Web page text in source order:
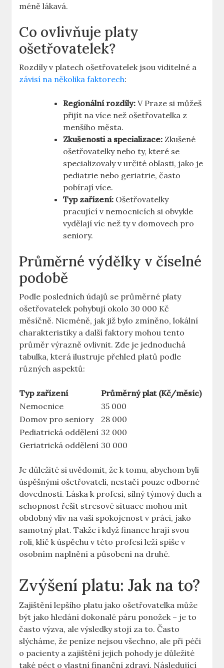
méně lákavá.
Co ovlivňuje platy
ošetřovatelek?
Rozdíly v ‌platech ošetřovatelek jsou viditelné a
závisí na⁢ několika faktorech:
Regionální rozdíly: V Praze si⁢ můžeš
přijít na více než⁤ ošetřovatelka z
menšího města.
Zkušenosti a specializace: Zkušené
ošetřovatelky​ nebo ty, které se
specializovaly ⁢v určité ⁢oblasti, ⁢jako je⁢
pediatrie nebo geriatrie, často
pobírají více.
Typ zařízení: Ošetřovatelky
pracující v nemocnicích⁤ si obvykle
vydělají víc ⁤než ty v domovech ​pro
seniory.
Průměrné ‌výdělky v číselné
​podobě
Podle posledních údajů se průměrné platy
ošetřovatelek pohybují okolo 30 000 Kč
měsíčně. Nicméně, ‌jak​ již bylo zmíněno, lokální
charakteristiky⁢ a‌ další faktory mohou tento
průměr výrazně ovlivnit. Zde je jednoduchá
tabulka, která ilustruje přehled platů ‌podle
různých aspektů:
Typ zařízení
Průměrný plat (Kč/měsíc)
Nemocnice
35 000
Domov pro seniory
28 000
Pediatrická oddělení 32 000
Geriatrická oddělení 30 000
Je důležité si ‌uvědomit, že k tomu,⁣ abychom byli
úspěšnými ošetřovateli, nestačí pouze‍ odborné
dovednosti. ⁢Láska k ‍profesi, silný týmový duch a
schopnost řešit⁣ stresové situace mohou mít
obdobný vliv na vaši ⁣spokojenost v práci, jako
samotný plat.⁤ Takže i když ‍finance hrají svou
roli, klíč k ⁢úspěchu v ⁤této profesi leží spíše v
osobním naplnění a působení na druhé.
Zvýšení⁤ platu: Jak na to?
Zajištění lepšího‌ platu‍ jako ‍ošetřovatelka může
být jako hledání dokonalé ⁣páru ponožek – je to
často výzva, ale výsledky stojí za to. Často
slýcháme,‍ že peníze nejsou všechno, ale při péči
o pacienty a zajištění jejich pohody je důležité
také péct ‍o vlastní finanční zdraví. Následující